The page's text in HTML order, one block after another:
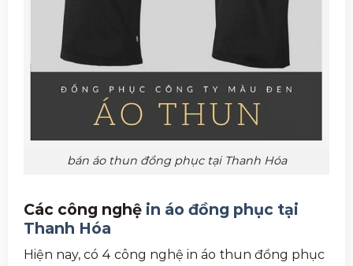
bán áo thun đồng phục tại Thanh Hóa
Các công nghệ in áo đồng phục tại
Thanh Hóa
Hiện nay, có 4 công nghệ in áo thun đồng phục